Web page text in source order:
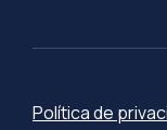
Política de